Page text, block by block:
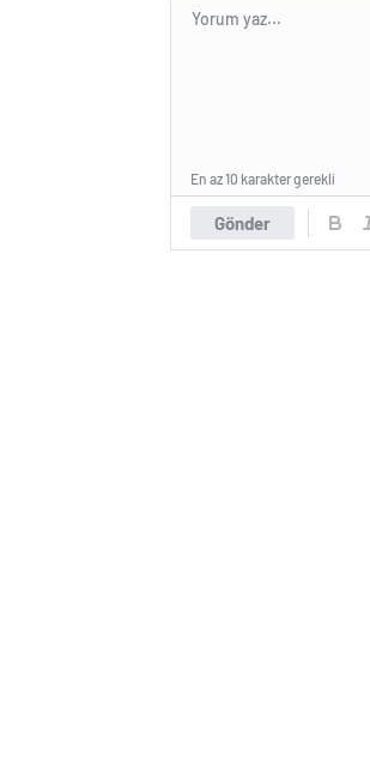
Gönder
En az 10 karakter gerekli